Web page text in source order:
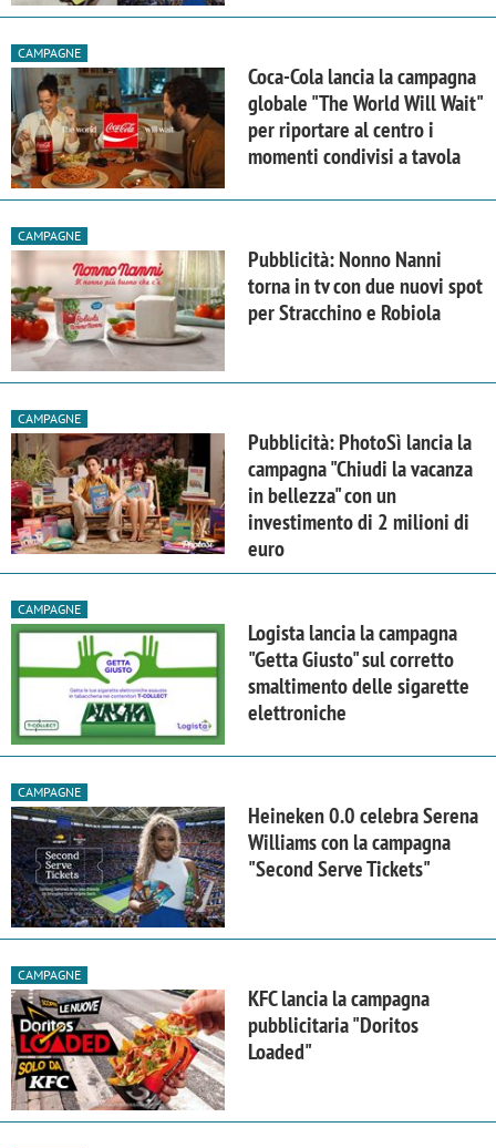
CAMPAGNE
Coca-Cola lancia la campagna
globale "The World Will Wait"
per riportare al centro i
momenti condivisi a tavola
CAMPAGNE
Pubblicità: Nonno Nanni
torna in tv con due nuovi spot
per Stracchino e Robiola
CAMPAGNE
Pubblicità: PhotoSì lancia la
campagna "Chiudi la vacanza
in bellezza" con un
investimento di 2 milioni di
euro
CAMPAGNE
Logista lancia la campagna
"Getta Giusto" sul corretto
smaltimento delle sigarette
elettroniche
CAMPAGNE
Heineken 0.0 celebra Serena
Williams con la campagna
"Second Serve Tickets"
CAMPAGNE
KFC lancia la campagna
pubblicitaria "Doritos
Loaded"